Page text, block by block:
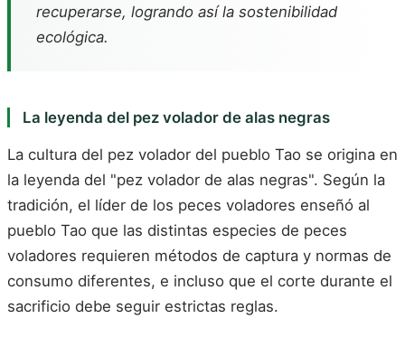
recuperarse, logrando así la sostenibilidad
ecológica.
La leyenda del pez volador de alas negras
La cultura del pez volador del pueblo Tao se origina en
la leyenda del "pez volador de alas negras". Según la
tradición, el líder de los peces voladores enseñó al
pueblo Tao que las distintas especies de peces
voladores requieren métodos de captura y normas de
consumo diferentes, e incluso que el corte durante el
sacrificio debe seguir estrictas reglas.